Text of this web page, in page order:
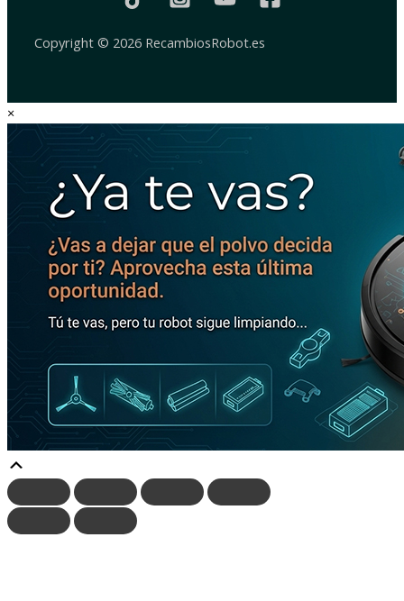
Copyright © 2026 RecambiosRobot.es
×